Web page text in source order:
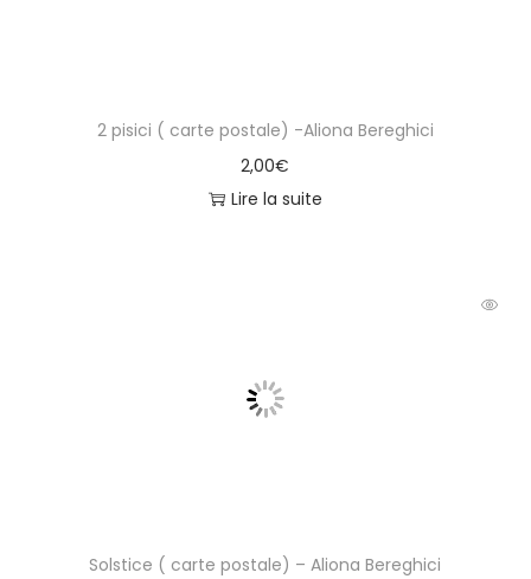
2 pisici ( carte postale) -Aliona Bereghici
2,00€
Lire la suite
Solstice ( carte postale) – Aliona Bereghici